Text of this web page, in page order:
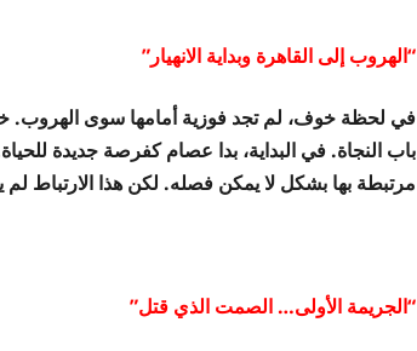
“الهروب إلى القاهرة وبداية الانهيار”
في لحظة خوف، لم تجد فوزية أمامها سوى الهروب.
باب النجاة. في البداية، بدا عصام كفرصة جديدة
مرتبطة بها بشكل لا يمكن فصله. لكن هذا الارتباط لم
“الجريمة الأولى… الصمت الذي قتل”